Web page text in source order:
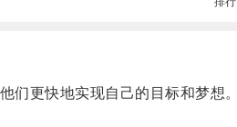
更快地实现自己的目标和梦想。